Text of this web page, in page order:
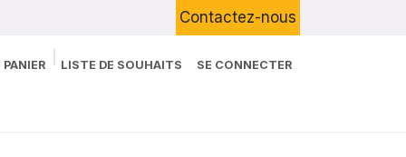
Contactez-nous
LISTE DE SOUHAITS SE CONNECTER